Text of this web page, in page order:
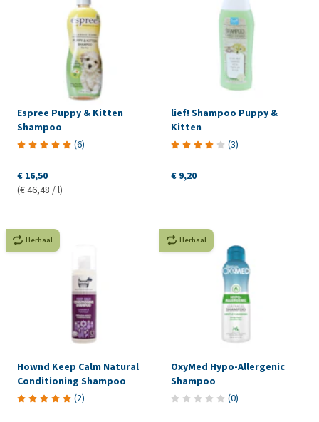
Espree Puppy & Kitten
Shampoo
(6)
€ 16,50
(€ 46,48 / l)
lief! Shampoo Puppy &
Kitten
(3)
€ 9,20
Herhaal
Hownd Keep Calm Natural
Conditioning Shampoo
(2)
Herhaal
OxyMed Hypo-Allergenic
Shampoo
(0)